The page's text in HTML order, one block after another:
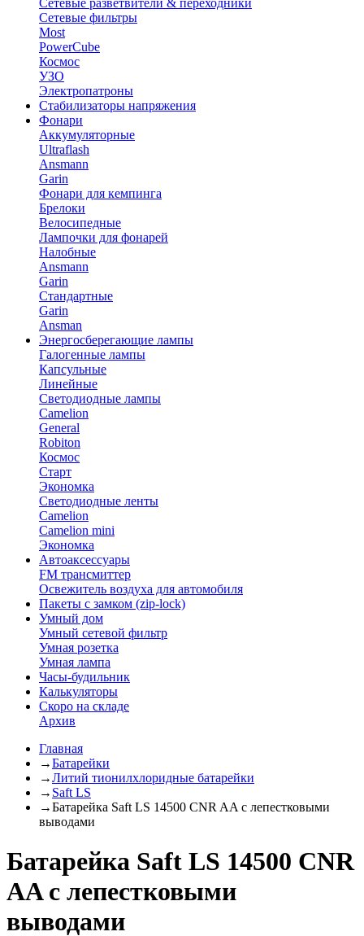
Сетевые разветвители & переходники
Сетевые фильтры
Most
PowerCube
Космос
УЗО
Электропатроны
Стабилизаторы напряжения
Фонари
Аккумуляторные
Ultraflash
Ansmann
Garin
Фонари для кемпинга
Брелоки
Велосипедные
Лампочки для фонарей
Налобные
Ansmann
Garin
Стандартные
Garin
Ansman
Энергосберегающие лампы
Галогенные лампы
Капсульные
Линейные
Светодиодные лампы
Camelion
General
Robiton
Космос
Старт
Экономка
Светодиодные ленты
Camelion
Camelion mini
Экономка
Автоаксессуары
FM трансмиттер
Освежитель воздуха для автомобиля
Пакеты с замком (zip-lock)
Умный дом
Умный сетевой фильтр
Умная розетка
Умная лампа
Часы-будильник
Калькуляторы
Скоро на складе
Архив
Главная
→Батарейки
→Литий тионилхлоридные батарейки
→ Saft LS
→Батарейка Saft LS 14500 CNR AA с лепестковыми
выводами
Батарейка Saft LS 14500 CNR
AA с лепестковыми
выводами